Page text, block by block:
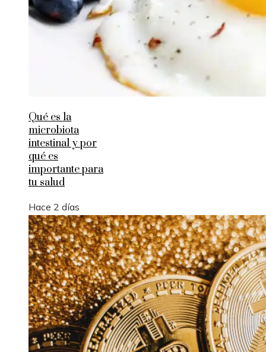
Qué es la
microbiota
intestinal y por
qué es
importante para
tu salud
Hace 2 días